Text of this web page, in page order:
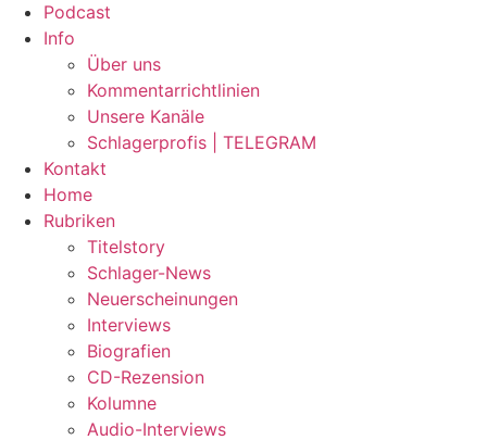
Podcast
Info
Über uns
Kommentarrichtlinien
Unsere Kanäle
Schlagerprofis | TELEGRAM
Kontakt
Home
Rubriken
Titelstory
Schlager-News
Neuerscheinungen
Interviews
Biografien
CD-Rezension
Kolumne
Audio-Interviews